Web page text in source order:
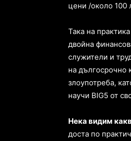
цени /около 100
Така на
двойна
служители и
на дългосрочно
злоупотреба,
научи BIG5 от
Нека видим
доста по